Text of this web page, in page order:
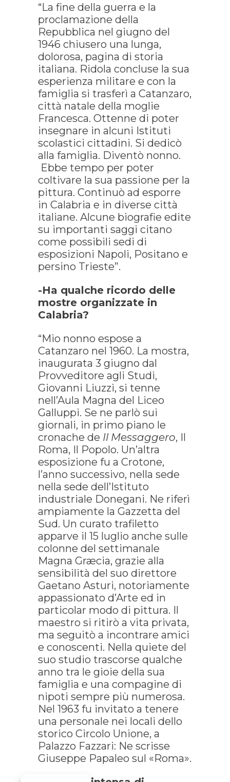
“La fine della guerra e la
proclamazione della
Repubblica nel giugno del
1946 chiusero una lunga,
dolorosa, pagina di storia
italiana. Ridola concluse la sua
esperienza militare e con la
famiglia si trasferì a Catanzaro,
città natale della moglie
Francesca. Ottenne di poter
insegnare in alcuni Istituti
scolastici cittadini. Si dedicò
alla famiglia. Diventò nonno.
Ebbe tempo per poter
coltivare la sua passione per la
pittura. Continuò ad esporre
in Calabria e in diverse città
italiane. Alcune biografie edite
su importanti saggi citano
come possibili sedi di
esposizioni Napoli, Positano e
persino Trieste”.
-Ha qualche ricordo delle
mostre organizzate in
Calabria?
“Mio nonno espose a
Catanzaro nel 1960. La mostra,
inaugurata 3 giugno dal
Provveditore agli Studi,
Giovanni Liuzzi, si tenne
nell’Aula Magna del Liceo
Galluppi. Se ne parlò sui
giornali, in primo piano le
cronache de Il Messaggero, Il
Roma, Il Popolo. Un’altra
esposizione fu a Crotone,
l’anno successivo, nella sede
nella sede dell’Istituto
industriale Donegani. Ne riferì
ampiamente la Gazzetta del
Sud. Un curato trafiletto
apparve il 15 luglio anche sulle
colonne del settimanale
Magna Græcia, grazie alla
sensibilità del suo direttore
Gaetano Asturi, notoriamente
appassionato d’Arte ed in
particolar modo di pittura. Il
maestro si ritirò a vita privata,
ma seguitò a incontrare amici
e conoscenti. Nella quiete del
suo studio trascorse qualche
anno tra le gioie della sua
famiglia e una compagine di
nipoti sempre più numerosa.
Nel 1963 fu invitato a tenere
una personale nei locali dello
storico Circolo Unione, a
Palazzo Fazzari: Ne scrisse
Giuseppe Papaleo sul «Roma».